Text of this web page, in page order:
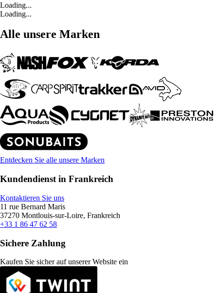
Loading...
Loading...
Alle unsere Marken
Entdecken Sie alle unsere Marken
Kundendienst in Frankreich
Kontaktieren Sie uns
11 rue Bernard Maris
37270 Montlouis-sur-Loire, Frankreich
+33 1 86 47 62 58
Sichere Zahlung
Kaufen Sie sicher auf unserer Website ein